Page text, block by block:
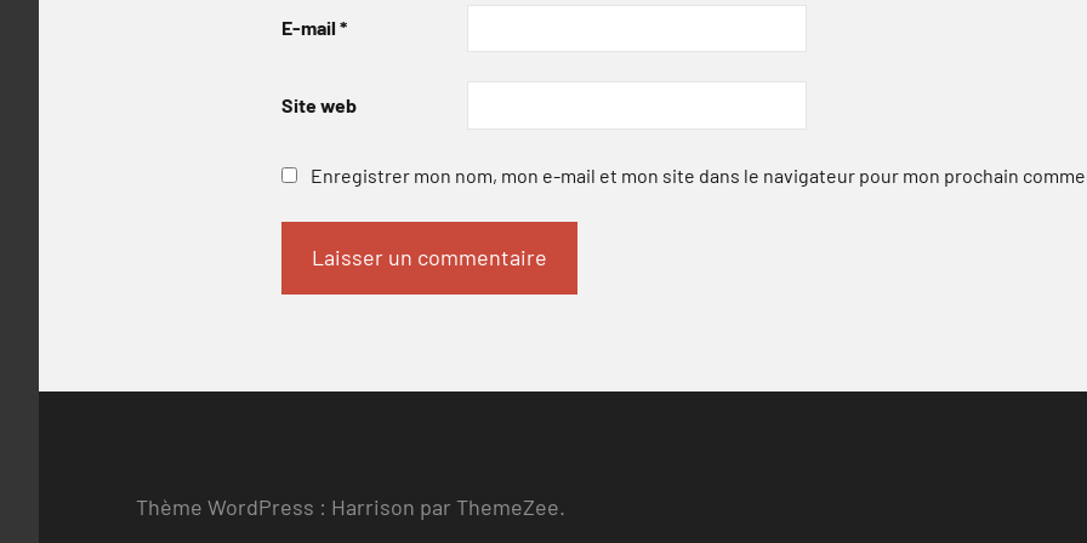
E-mail *
Site web
Enregistrer mon nom, mon e-mail et mon site dans le navigateur pour mon prochain
Thème WordPress : Harrison par ThemeZee.